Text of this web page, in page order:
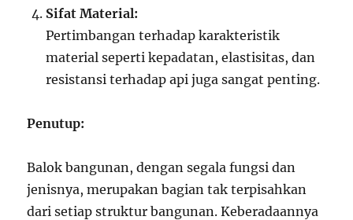
Sifat Material:
Pertimbangan terhadap karakteristik
material seperti kepadatan, elastisitas, dan
resistansi terhadap api juga sangat penting.
Penutup:
Balok bangunan, dengan segala fungsi dan
jenisnya, merupakan bagian tak terpisahkan
dari setiap struktur bangunan. Keberadaannya